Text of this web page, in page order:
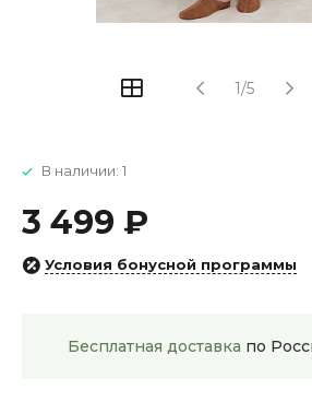
1/5
В наличии: 1
3 499 ₽
Условия бонусной программы
Бесплатная доставка по